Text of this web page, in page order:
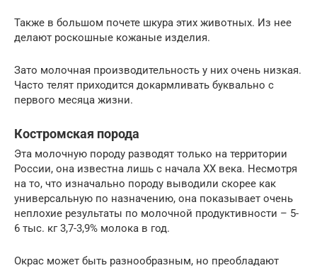
Также в большом почете шкура этих животных. Из нее
делают роскошные кожаные изделия.
Зато молочная производительность у них очень низкая.
Часто телят приходится докармливать буквально с
первого месяца жизни.
Костромская порода
Эта молочную породу разводят только на территории
России, она известна лишь с начала XX века. Несмотря
на то, что изначально породу выводили скорее как
универсальную по назначению, она показывает очень
неплохие результаты по молочной продуктивности – 5-
6 тыс. кг 3,7-3,9% молока в год.
Окрас может быть разнообразным, но преобладают